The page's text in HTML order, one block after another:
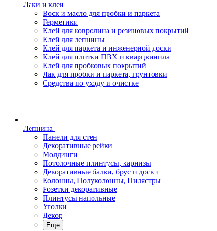
Лаки и клеи
Воск и масло для пробки и паркета
Герметики
Клей для ковролина и резиновых покрытий
Клей для лепнины
Клей для паркета и инженерной доски
Клей для плитки ПВХ и кварцвинила
Клей для пробковых покрытий
Лак для пробки и паркета, грунтовки
Средства по уходу и очистке
Лепнина
Панели для стен
Декоративные рейки
Молдинги
Потолочные плинтусы, карнизы
Декоративные балки, брус и доски
Колонны, Полуколонны, Пилястры
Розетки декоративные
Плинтусы напольные
Уголки
Декор
Еще